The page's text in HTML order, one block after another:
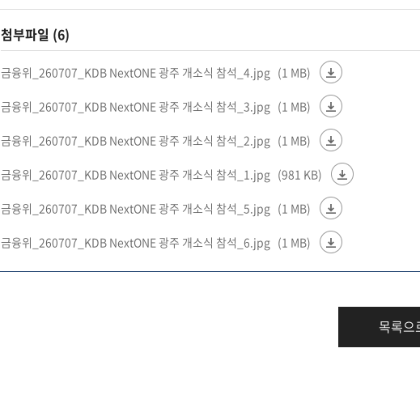
첨부파일 (6)
금융위_260707_KDB NextONE 광주 개소식 참석_4.jpg (1 MB)
금융위_260707_KDB NextONE 광주 개소식 참석_3.jpg (1 MB)
금융위_260707_KDB NextONE 광주 개소식 참석_2.jpg (1 MB)
금융위_260707_KDB NextONE 광주 개소식 참석_1.jpg (981 KB)
금융위_260707_KDB NextONE 광주 개소식 참석_5.jpg (1 MB)
금융위_260707_KDB NextONE 광주 개소식 참석_6.jpg (1 MB)
목록으